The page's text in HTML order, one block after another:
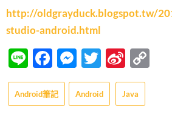
http://oldgrayduck.blogspot.tw/
studio-android.html
LineFacebook
Messenger
Twitter
Sina
Weibo
Android筆記 Android Java